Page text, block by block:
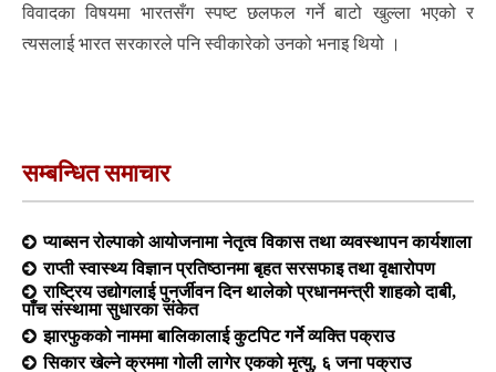
विवादका विषयमा भारतसँग स्पष्ट छलफल गर्ने बाटो खुल्ला भएको र
त्यसलाई भारत सरकारले पनि स्वीकारेको उनको भनाइ थियो ।
सम्बन्धित समाचार
प्याब्सन रोल्पाको आयोजनामा नेतृत्व विकास तथा व्यवस्थापन कार्यशाला
राप्ती स्वास्थ्य विज्ञान प्रतिष्ठानमा बृहत सरसफाइ तथा वृक्षारोपण
राष्ट्रिय उद्योगलाई पुनर्जीवन दिन थालेको प्रधानमन्त्री शाहको दाबी,
पाँच संस्थामा सुधारका संकेत
झारफुकको नाममा बालिकालाई कुटपिट गर्ने व्यक्ति पक्राउ
सिकार खेल्ने क्रममा गोली लागेर एकको मृत्यु, ६ जना पक्राउ